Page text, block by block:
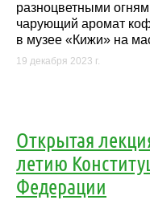
разноцветными
чарующий аромат
в музее «Кижи» на
19 декабря 2023 г.
Открытая
летию
Федерации